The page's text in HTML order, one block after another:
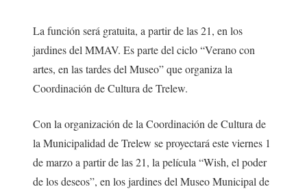
La función será gratuita, a partir de las 21, en los
jardines del MMAV. Es parte del ciclo “Verano con
artes, en las tardes del Museo” que organiza la
Coordinación de Cultura de Trelew.
Con la organización de la Coordinación de Cultura de
la Municipalidad de Trelew se proyectará este viernes 1
de marzo a partir de las 21, la película “Wish, el poder
de los deseos”, en los jardines del Museo Municipal de